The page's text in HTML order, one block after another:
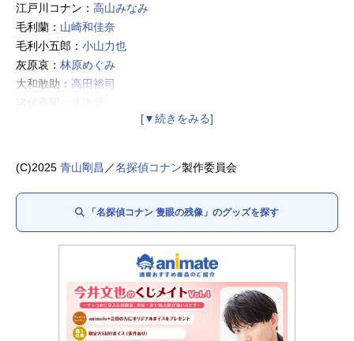
江戸川コナン： 高山みなみ
毛利蘭： 山崎和佳奈
毛利小五郎： 小山力也
灰原哀： 林原めぐみ
大和敢助： 高田裕司
諸伏高明：
安室透（降谷零）：
草尾毅
黒田兵衛：岸野幸正
緒方賢一
吉田歩美：岩居由希子
山田孝之
円井まどか：山下美月
羽多野渉
(C)2025 青山剛昌 ／名探偵コナン製作委員会
「名探偵コナン 隻眼の残像」のグッズを探す